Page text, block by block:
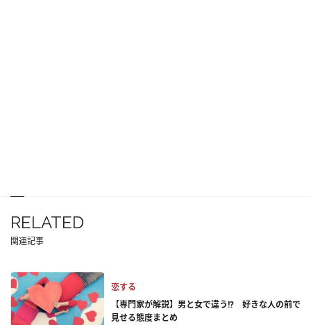
RELATED
関連記事
恋する
【専門家が解説】男と女で違う!? 好きな人の前で
見せる態度まとめ